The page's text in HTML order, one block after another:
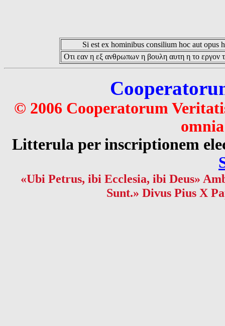
Si est ex hominibus consilium hoc aut opus
Οτι εαν η εξ ανθρωπων η βουλη αυτη η το εργον
© 2006 Cooperatorum
Litterula per inscriptionem
«Ubi Petrus, ibi Ecclesia, ibi Deus»
Sunt.» Divus Pius X